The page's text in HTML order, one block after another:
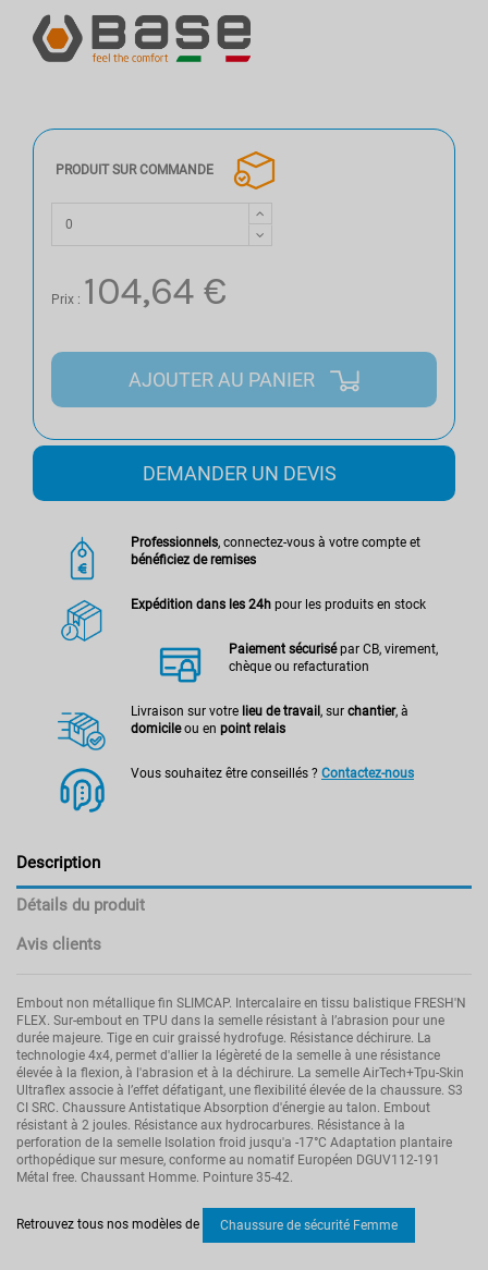
PRODUIT SUR COMMANDE
Prix : 104,64 €
AJOUTER AU PANIER
DEMANDER UN DEVIS
Professionnels, connectez-vous à votre compte et
bénéficiez de remises
Expédition dans les 24h pour les produits en stock
Paiement sécurisépar CB, virement,
chèque ou refacturation
Livraison sur votre lieu de travail , sur chantier, à
domicileou en point relais
Vous souhaitez être conseillés ? Contactez-nous
Description
Détails du produit
Avis clients
Embout non métallique fin SLIMCAP. Intercalaire en tissu balistique FRESH'N
FLEX. Sur-embout en TPU dans la semelle résistant à l’abrasion pour une
durée majeure. Tige en cuir graissé hydrofuge. Résistance déchirure. La
technologie 4x4, permet d'allier la légèreté de la semelle à une résistance
élevée à la flexion, à l'abrasion et à la déchirure. La semelle AirTech+Tpu-Skin
Ultraflex associe à l’effet défatigant, une flexibilité élevée de la chaussure. S3
CI SRC. Chaussure Antistatique Absorption d'énergie au talon. Embout
résistant à 2 joules. Résistance aux hydrocarbures. Résistance à la
perforation de la semelle Isolation froid jusqu'a -17°C Adaptation plantaire
orthopédique sur mesure, conforme au nomatif Européen DGUV112-191
Métal free. Chaussant Homme. Pointure 35-42.
S1P SRC
Construction
Retrouvez tous nos modèles de
Chaussure de sécurité Femme